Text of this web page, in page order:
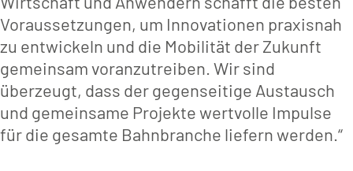
Voraussetzungen, um Innovationen praxisnah
zu entwickeln und die Mobilität der Zukunft
gemeinsam voranzutreiben. Wir sind
überzeugt, dass der gegenseitige Austausch
und gemeinsame Projekte wertvolle Impulse
für die gesamte Bahnbranche liefern werden.“